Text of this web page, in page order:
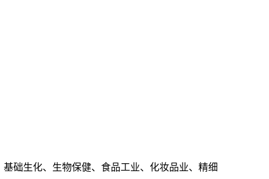
础生化、生物保健、食品工业、化妆品业、精细